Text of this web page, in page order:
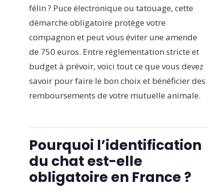
félin ? Puce électronique ou tatouage, cette
démarche obligatoire protège votre
compagnon et peut vous éviter une amende
de 750 euros. Entre réglementation stricte et
budget à prévoir, voici tout ce que vous devez
savoir pour faire le bon choix et bénéficier des
remboursements de votre mutuelle animale.
Pourquoi l’identification
du chat est-elle
obligatoire en France ?